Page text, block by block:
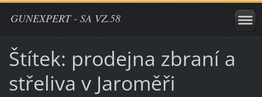
GUNEXPERT - SA VZ.58
Štítek: prodejna zbraní a
střeliva v Jaroměři